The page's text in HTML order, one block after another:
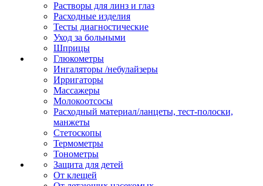
Растворы для линз и глаз
Расходные изделия
Тесты диагностические
Уход за больными
Шприцы
Глюкометры
Ингаляторы /небулайзеры
Ирригаторы
Массажеры
Молокоотсосы
Расходный материал/ланцеты, тест-полоски,
манжеты
Стетоскопы
Термометры
Тонометры
Защита для детей
От клещей